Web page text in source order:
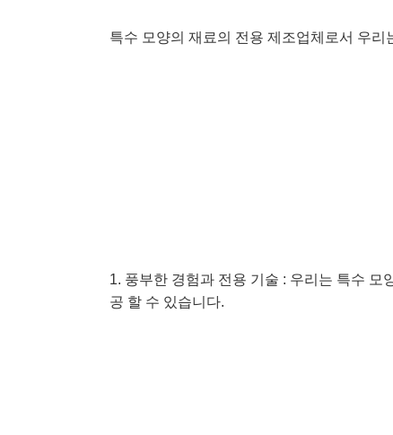
특수 모양의 재료의 전용 제조업체로서 우리
1. 풍부한 경험과 전용 기술 : 우리는 특수 모
공 할 수 있습니다.